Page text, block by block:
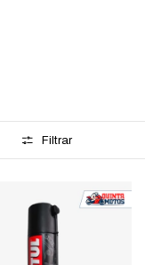
Filtrar